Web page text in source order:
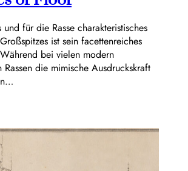
und für die Rasse charakteristisches
ist sein facettenreiches
bei vielen modern
Rassen die mimische Ausdruckskraft